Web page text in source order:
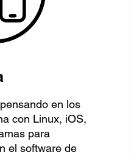
en los
con Linux, iOS,
para
el software de